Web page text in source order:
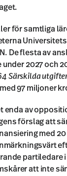
för samtliga
De flesta av
2027 och
Särskilda
97 miljoner
enda av
förslag att
med
partiledare
att inte